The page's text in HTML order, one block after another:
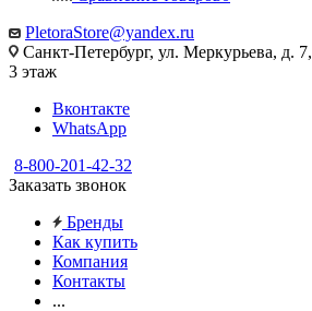
PletoraStore@yandex.ru
Санкт-Петербург, ул. Меркурьева, д. 7,
3 этаж
Вконтакте
WhatsApp
8-800-201-42-32
Заказать звонок
Бренды
Как купить
Компания
Контакты
...